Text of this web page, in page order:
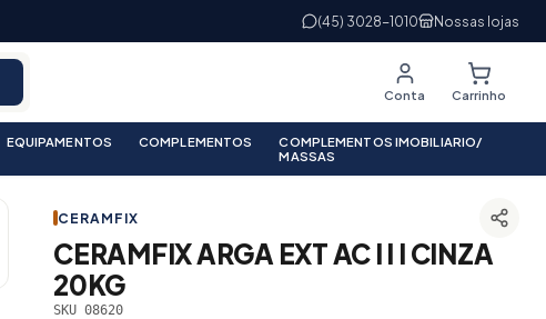
(45) 3028-1010 Nossas lojas
Conta Carrinho
EQUIPAMENTOS COMPLEMENTOS
COMPLEMENTOS IMOBILIARIO/
MASSAS
CERAMFIX
CERAMFIX ARGA EXT AC I I I CINZA
20KG
SKU 08620